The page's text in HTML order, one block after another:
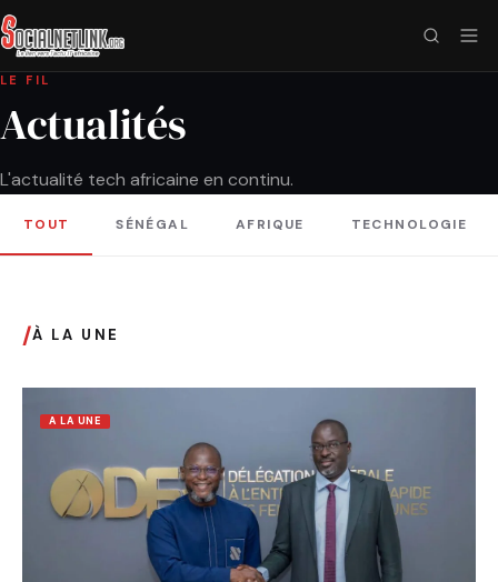
LE FIL
Actualités
L'actualité tech africaine en continu.
TOUT SÉNÉGAL AFRIQUE TECHNOLOGIE
/À LA UNE
A LA UNE